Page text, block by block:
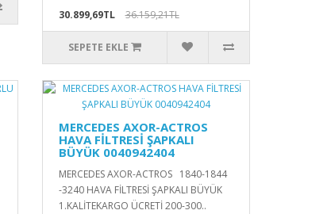
30.899,69TL
36.159,21TL
SEPETE EKLE
MERCEDES AXOR-ACTROS
HAVA FİLTRESİ ŞAPKALI
BÜYÜK 0040942404
MERCEDES AXOR-ACTROS 1840-1844
-3240 HAVA FİLTRESİ ŞAPKALI BÜYÜK
1.KALİTEKARGO ÜCRETİ 200-300..